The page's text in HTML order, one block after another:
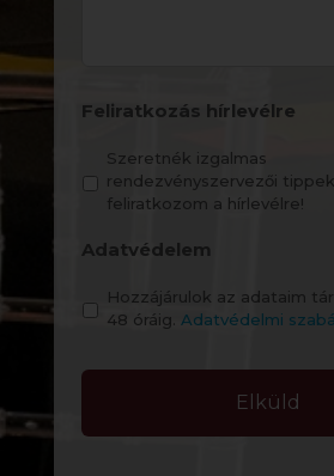
Feliratkozás hírlevélre
Szeretnék izgalmas
rendezvényszervezői
feliratkozom a hírlevélre!
Adatvédelem
Hozzájárulok az adataim
48 óráig.Adatvédelmi